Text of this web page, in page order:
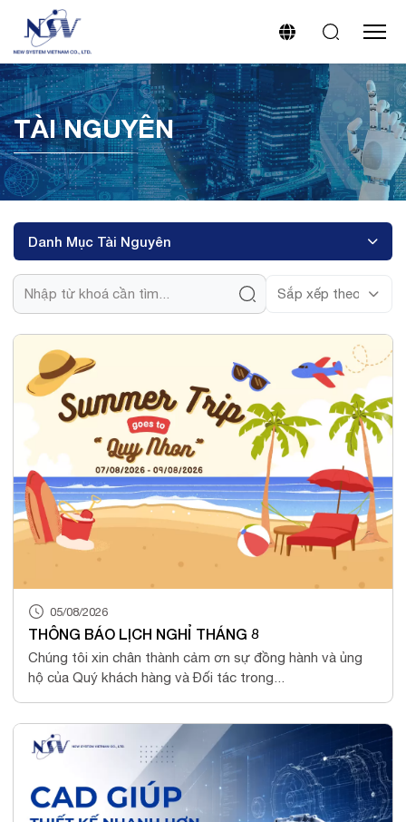
TÀI NGUYÊN
Danh Mục Tài Nguyên
05/08/2026
THÔNG BÁO LỊCH NGHỈ THÁNG 8
Chúng tôi xin chân thành cảm ơn sự đồng hành và ủng
hộ của Quý khách hàng và Đối tác trong...